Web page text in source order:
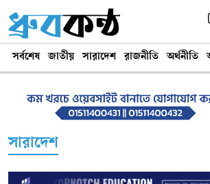
সর্বশেষ জাতীয় সারাদেশ রাজনীতি অর্থনীতি
সারাদেশ